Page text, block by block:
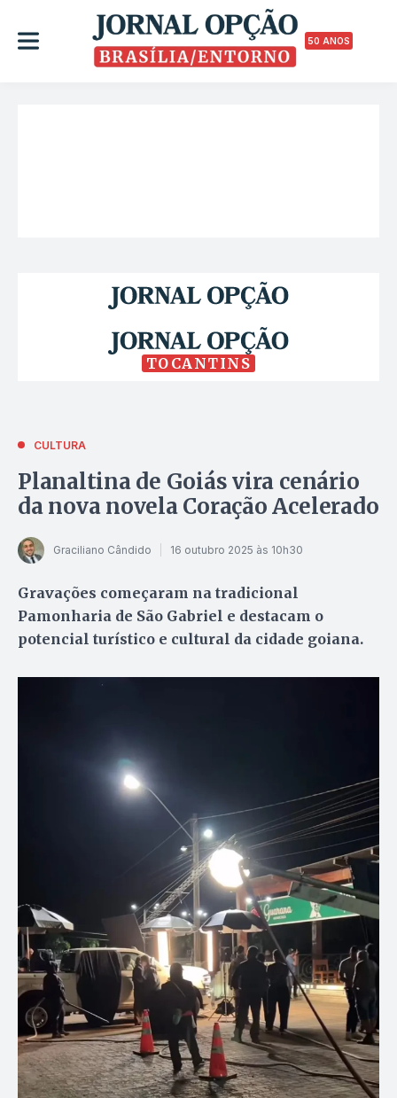
50 ANOS
TOCANTINS
CULTURA
Planaltina de Goiás vira cenário
da nova novela Coração Acelerado
Graciliano Cândido 16 outubro 2025 às 10h30
Gravações começaram na tradicional
Pamonharia de São Gabriel e destacam o
potencial turístico e cultural da cidade goiana.